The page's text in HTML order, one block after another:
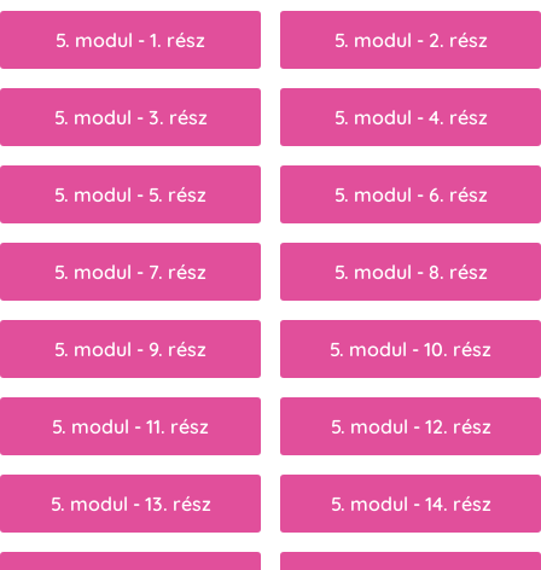
5. modul - 1. rész 5. modul - 2. rész
5. modul - 3. rész 5. modul - 4. rész
5. modul - 5. rész 5. modul - 6. rész
5. modul - 7. rész 5. modul - 8. rész
5. modul - 9. rész 5. modul - 10. rész
5. modul - 11. rész 5. modul - 12. rész
5. modul - 13. rész 5. modul - 14. rész